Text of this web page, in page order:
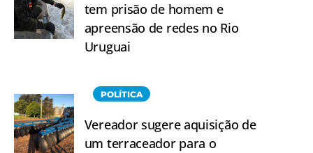
tem prisão de homem e
apreensão de redes no Rio
Uruguai
POLÍTICA
Vereador sugere aquisição de
um terraceador para o